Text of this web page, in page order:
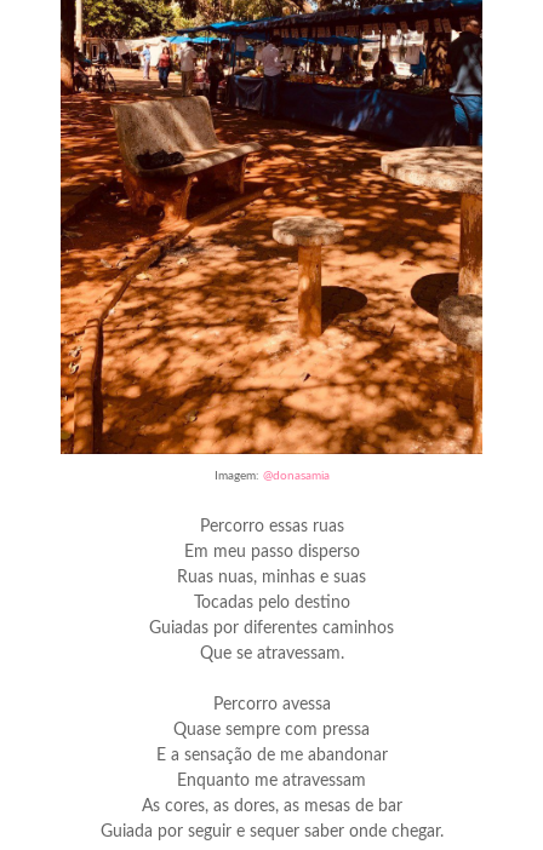
Imagem: @donasamia
Percorro essas ruas
Em meu passo disperso
Ruas nuas, minhas e suas
Tocadas pelo destino
Guiadas por diferentes caminhos
Que se atravessam.
Percorro avessa
Quase sempre com pressa
E a sensação de me abandonar
Enquanto me atravessam
As cores, as dores, as mesas de bar
Guiada por seguir e sequer saber onde chegar.